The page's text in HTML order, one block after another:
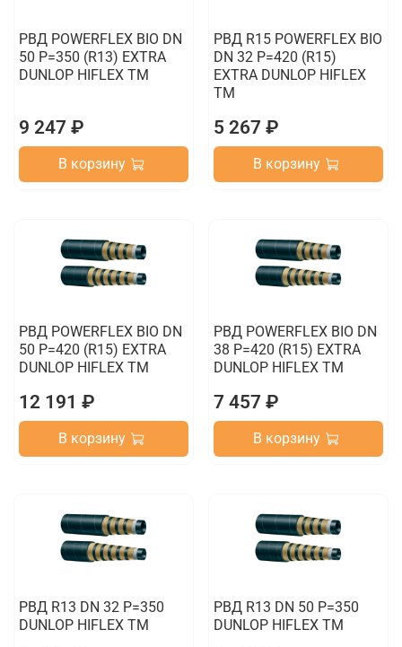
РВД POWERFLEX BIO DN
50 P=350 (R13) EXTRA
DUNLOP HIFLEX TM
9 247 ₽
В корзину
РВД R15 POWERFLEX BIO
DN 32 P=420 (R15)
EXTRA DUNLOP HIFLEX
TM
5 267 ₽
В корзину
РВД POWERFLEX BIO DN
50 P=420 (R15) EXTRA
DUNLOP HIFLEX TM
12 191 ₽
В корзину
РВД POWERFLEX BIO DN
38 P=420 (R15) EXTRA
DUNLOP HIFLEX TM
7 457 ₽
В корзину
РВД R13 DN 32 P=350
DUNLOP HIFLEX TM
РВД R13 DN 50 P=350
DUNLOP HIFLEX TM